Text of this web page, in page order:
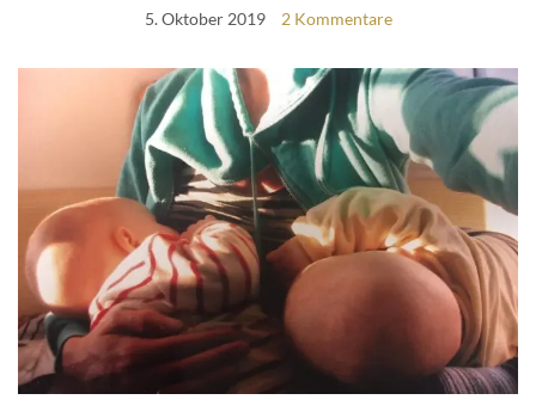
5. Oktober 2019 2 Kommentare